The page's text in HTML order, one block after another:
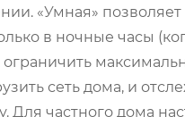
«Умная» позволяет
в ночные часы
сеть дома, и
Для частного дома